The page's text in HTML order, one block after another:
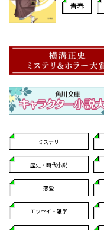
青春
ミステリ
歴史・時代小説
恋愛
エッセイ・雑学